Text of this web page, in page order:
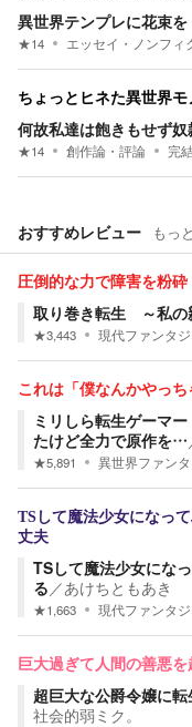
異世界テンプレに花束を
★14 エッセイ・ノンフィ
ちょっとヒネた異世界モ
何故私達は飽きもせず
★14 創作論・評論 完
おすすめレビュー もっ
圧倒的な力で障害を粉
取り巻き転生 ～私の
★3,443 現代ファンタ
これは「僕なんかやっ
ミリしら転生ゲーマ
たけど全力で原作を…
★5,891 異世界ファン
TSして魔法少女になっ
丈夫
TSして魔法少女にな
る／あけちともあき
★1,663 現代ファンタ
巨大過ぎて人間の善悪を
超巨大な公爵令嬢に
社会的弱ミク。